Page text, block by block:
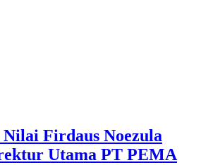
Firdaus Noezula
Utama PT PEMA